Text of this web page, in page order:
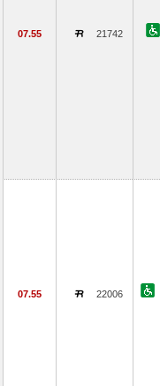
07.55 21742
07.55 22006